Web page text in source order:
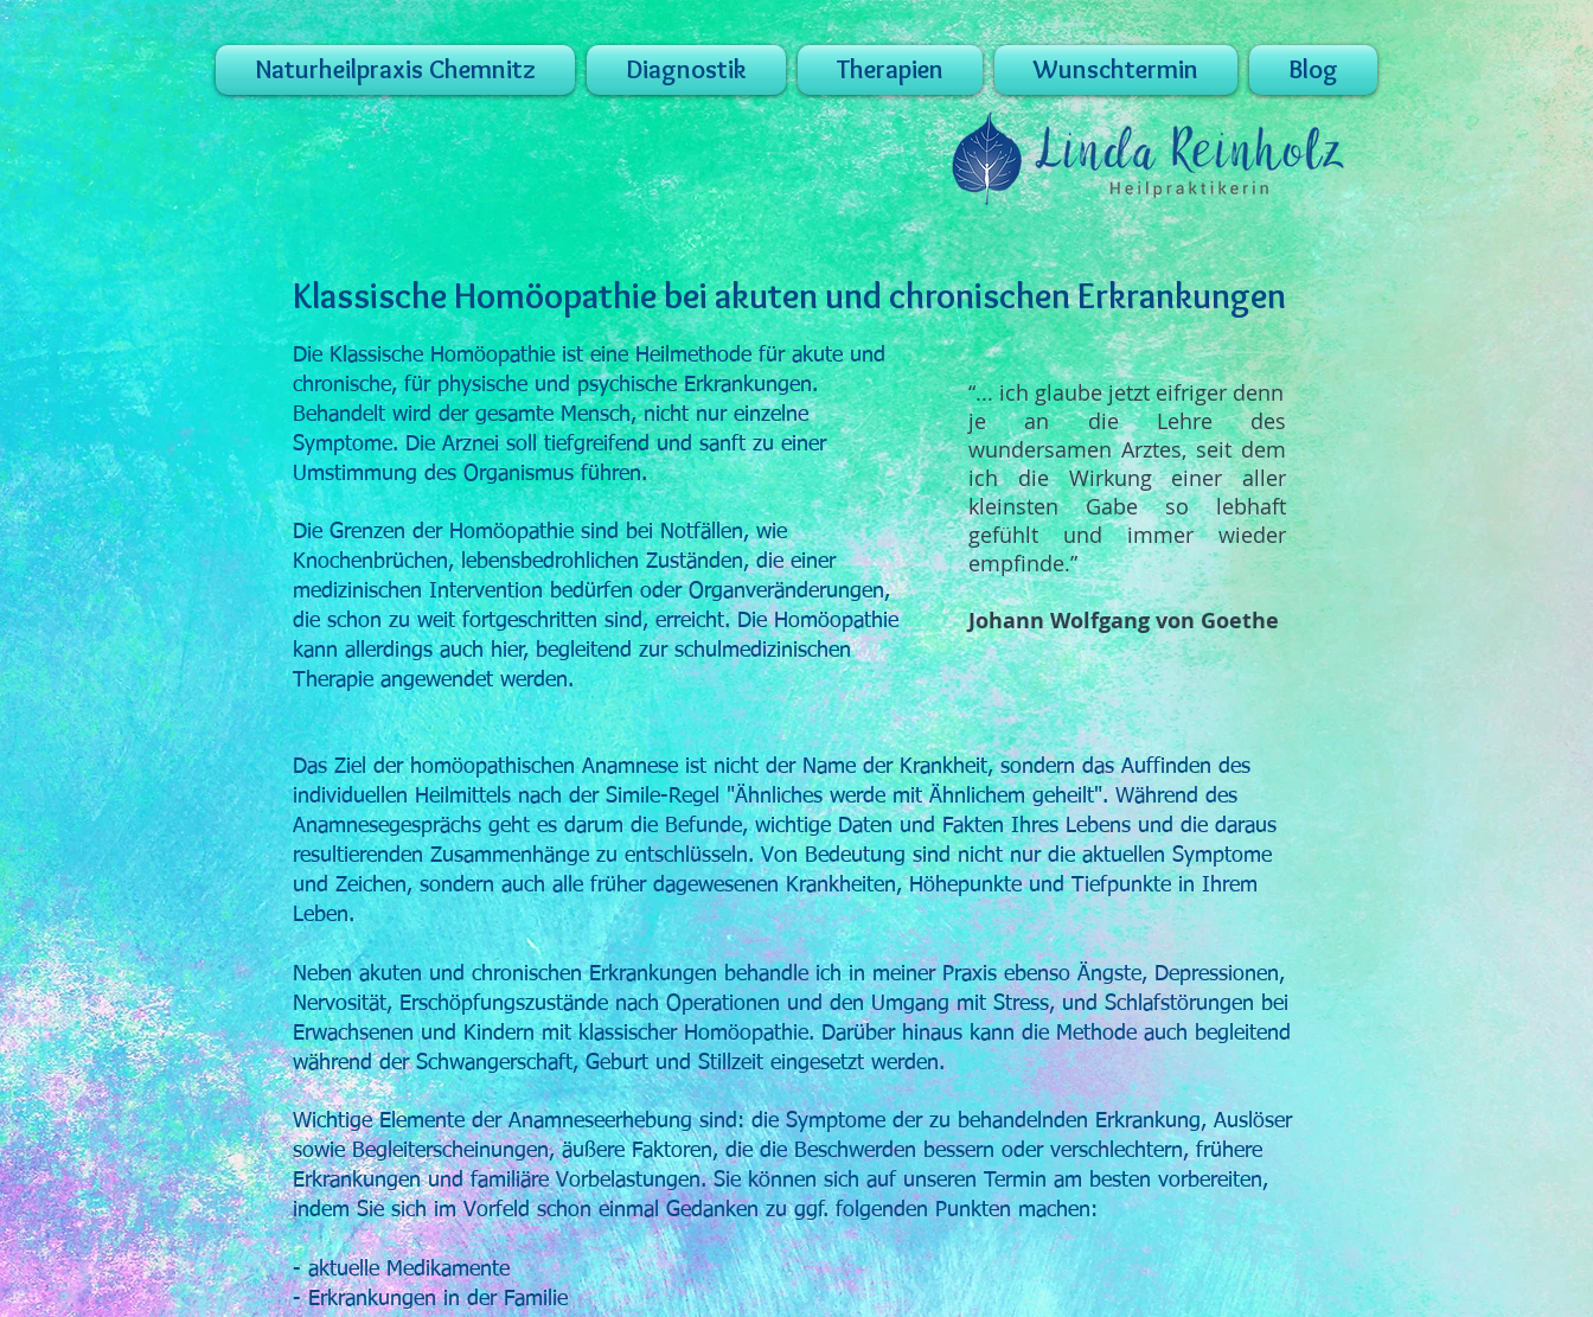
Naturheilpraxis Chemnitz Diagnostik Therapien Wunschtermin Blog
Klassische Homöopathie bei akuten und chronischen Erkrankungen
Die Klassische Homöopathie ist eine Heilmethode für akute und
chronische, für physische und psychische Erkrankungen.
Behandelt wird der gesamte Mensch, nicht nur einzelne
Symptome. Die Arznei soll tiefgreifend und sanft zu einer
Umstimmung des Organismus führen.
Die Grenzen der Homöopathie sind bei Notfällen, wie
Knochenbrüchen, lebensbedrohlichen Zuständen, die einer
medizinischen Intervention bedürfen oder Organveränderungen,
die schon zu weit fortgeschritten sind, erreicht. Die Homöopathie
kann allerdings auch hier, begleitend zur schulmedizinischen
Therapie angewendet werden.
“... ich glaube jetzt eifriger denn
je an die Lehre des
wundersamen Arztes,seit dem
ich die Wirkung einer aller
kleinsten Gabe so lebhaft
gefühlt und immer wieder
empfinde.”
Johann Wolfgang von Goethe
Das Ziel der homöopathischen Anamnese ist nicht der Name der Krankheit, sondern das Auffinden des
individuellen Heilmittels nach der Simile-Regel "Ähnliches werde mit Ähnlichem geheilt". Während des
Anamnesegesprächs geht es darum die Befunde, wichtige Daten und Fakten Ihres Lebens und die daraus
resultierenden Zusammenhänge zu entschlüsseln. Von Bedeutung sind nicht nur die aktuellen Symptome
und Zeichen, sondern auch alle früher dagewesenen Krankheiten, Höhepunkte und Tiefpunkte in Ihrem
Leben.
Neben akuten und chronischen Erkrankungen behandle ich in meiner Praxis ebenso Ängste, Depressionen,
Nervosität, Erschöpfungszustände nach Operationen und den Umgang mit Stress, und Schlafstörungen bei
Erwachsenen und Kindern mit klassischer Homöopathie. Darüber hinaus kann die Methode auch begleitend
während der Schwangerschaft, Geburt und Stillzeit eingesetzt werden.
Wichtige Elemente der Anamneseerhebung sind: die Symptome der zu behandelnden Erkrankung, Auslöser
sowie Begleiterscheinungen, äußere Faktoren, die die Beschwerden bessern oder verschlechtern, frühere
Erkrankungen und familiäre Vorbelastungen. Sie können sich auf unseren Termin am besten vorbereiten,
indem Sie sich im Vorfeld schon einmal Gedanken zu ggf. folgenden Punkten machen:
- aktuelle Medikamente
- Erkrankungen in der Familie